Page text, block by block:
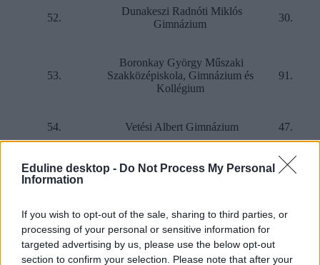
Eduline desktop - Do Not Process My Personal
Information
If you wish to opt-out of the sale, sharing to third parties, or
processing of your personal or sensitive information for
targeted advertising by us, please use the below opt-out
section to confirm your selection. Please note that after your
52.
Dunakeszi Radnóti Miklós
Gimnázium
30.
53.
Boronkay György Műszaki
Szakközépiskola, Gimnázium és
Kollégium
91.
54. Vetési Albert Gimnázium 47.
55.
Fényi Gyula Jezsuita Gimnázium
52.
56.
Tóparti Gimnázium és Művészeti
Szakközépiskola